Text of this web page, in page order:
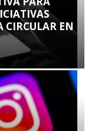
CIRCULAR EN